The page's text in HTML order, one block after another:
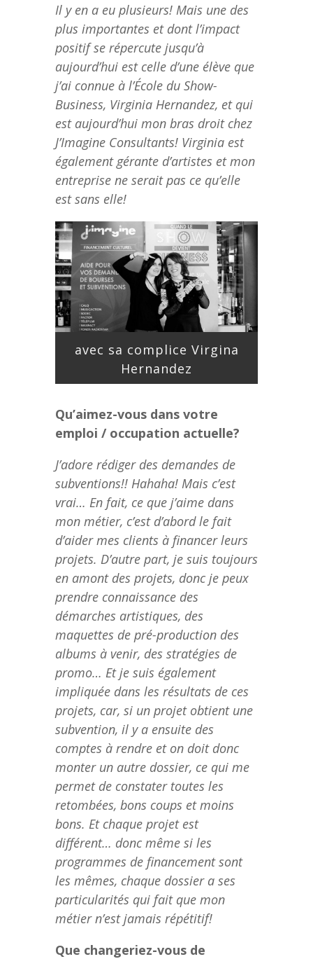
Il y en a eu plusieurs! Mais une des
plus importantes et dont l’impact
positif se répercute jusqu’à
aujourd’hui est celle d’une élève que
j’ai connue à l’École du Show-
Business, Virginia Hernandez, et qui
est aujourd’hui mon bras droit chez
J’Imagine Consultants! Virginia est
également gérante d’artistes et mon
entreprise ne serait pas ce qu’elle
est sans elle!
avec sa complice Virgina
Hernandez
Qu’aimez-vous dans votre
emploi / occupation actuelle?
J’adore rédiger des demandes de
subventions!! Hahaha! Mais c’est
vrai… En fait, ce que j’aime dans
mon métier, c’est d’abord le fait
d’aider mes clients à financer leurs
projets. D’autre part, je suis toujours
en amont des projets, donc je peux
prendre connaissance des
démarches artistiques, des
maquettes de pré-production des
albums à venir, des stratégies de
promo… Et je suis également
impliquée dans les résultats de ces
projets, car, si un projet obtient une
subvention, il y a ensuite des
comptes à rendre et on doit donc
monter un autre dossier, ce qui me
permet de constater toutes les
retombées, bons coups et moins
bons. Et chaque projet est
différent… donc même si les
programmes de financement sont
les mêmes, chaque dossier a ses
particularités qui fait que mon
métier n’est jamais répétitif!
Que changeriez-vous de